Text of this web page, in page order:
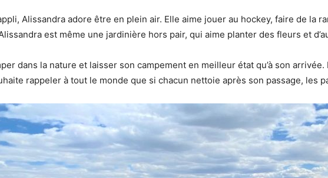
Alissandra adore être en plein air. Elle aime jouer au hockey, faire de la
est même une jardinière hors pair, qui aime planter des fleurs et
dans la nature et laisser son campement en meilleur état qu’à son
rappeler à tout le monde que si chacun nettoie après son passage, les